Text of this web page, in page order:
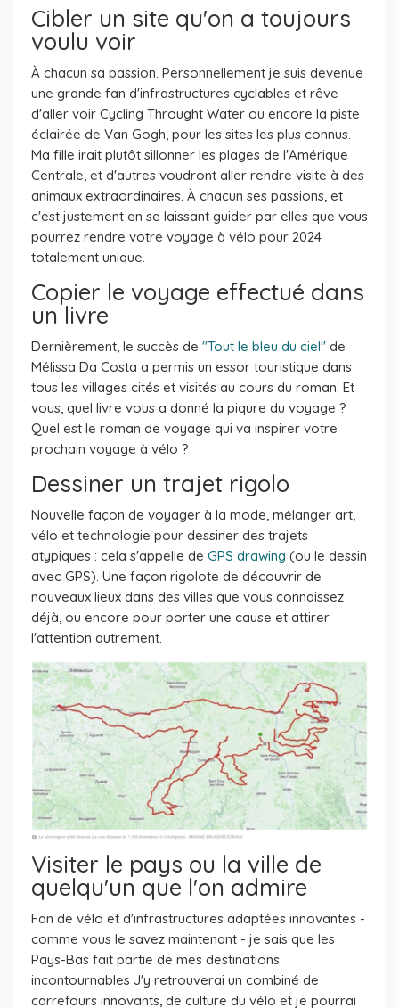
Cibler un site qu'on a toujours
voulu voir
À chacun sa passion. Personnellement je suis devenue
une grande fan d'infrastructures cyclables et rêve
d'aller voir Cycling Throught Water ou encore la piste
éclairée de Van Gogh, pour les sites les plus connus.
Ma fille irait plutôt sillonner les plages de l'Amérique
Centrale, et d'autres voudront aller rendre visite à des
animaux extraordinaires. À chacun ses passions, et
c'est justement en se laissant guider par elles que vous
pourrez rendre votre voyage à vélo pour 2024
totalement unique.
Copier le voyage effectué dans
un livre
Dernièrement, le succès de "Tout le bleu du ciel" de
Mélissa Da Costa a permis un essor touristique dans
tous les villages cités et visités au cours du roman. Et
vous, quel livre vous a donné la piqure du voyage ?
Quel est le roman de voyage qui va inspirer votre
prochain voyage à vélo ?
Dessiner un trajet rigolo
Nouvelle façon de voyager à la mode, mélanger art,
vélo et technologie pour dessiner des trajets
atypiques : cela s'appelle de GPS drawing (ou le dessin
avec GPS). Une façon rigolote de découvrir de
nouveaux lieux dans des villes que vous connaissez
déjà, ou encore pour porter une cause et attirer
l'attention autrement.
Visiter le pays ou la ville de
quelqu'un que l'on admire
Fan de vélo et d'infrastructures adaptées innovantes -
comme vous le savez maintenant - je sais que les
Pays-Bas fait partie de mes destinations
incontournables J'y retrouverai un combiné de
carrefours innovants, de culture du vélo et je pourrai